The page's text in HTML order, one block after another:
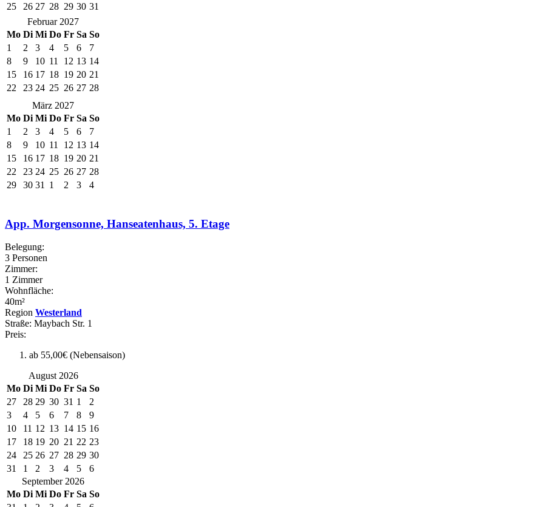
25
26 27 28 29 30 31
Februar 2027
Mo Di Mi Do Fr Sa So
1
2 3 4 5 6
7
8
9 10 11 12 13 14
15
16 17 18 19 20 21
22
23 24 25 26 27 28
März 2027
Mo Di Mi Do Fr Sa So
1
2 3 4 5 6
7
8
9 10 11 12 13 14
15
16 17 18 19 20 21
22
23 24 25 26 27 28
29
30 31 1 2 3 4
App. Morgensonne, Hanseatenhaus, 5. Etage
Belegung:
3 Personen
Zimmer:
1 Zimmer
Wohnfläche:
40m²
Region Westerland
Straße: Maybach Str. 1
Preis:
ab 55,00€ (Nebensaison)
August 2026
Mo Di Mi Do Fr Sa So
27
28 29 30 31 1
2
3
4 5 6 7 8
9
10
11 12 13 14 15 16
17
18 19 20 21 22 23
24
25 26 27 28 29 30
31
1 2 3 4 5
6
September 2026
Mo Di Mi Do Fr Sa So